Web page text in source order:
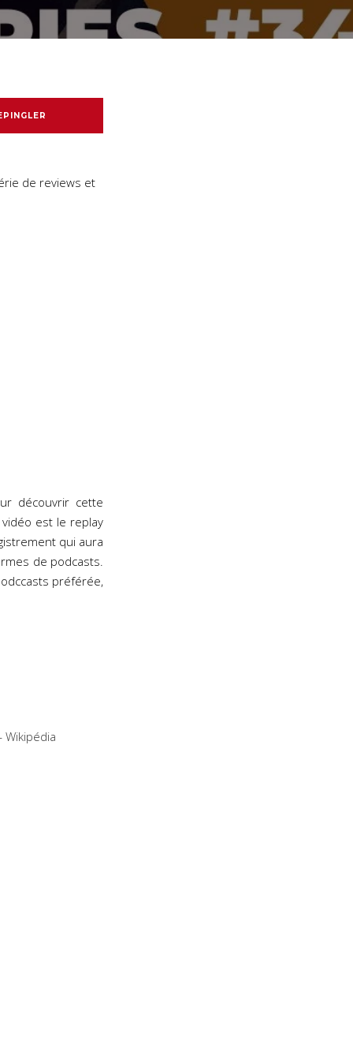
de reviews et
découvrir cette
est le replay
qui aura
de podcasts.
préférée,